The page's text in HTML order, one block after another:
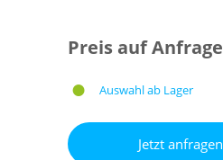
Preis auf Anfrage
Auswahl ab Lager